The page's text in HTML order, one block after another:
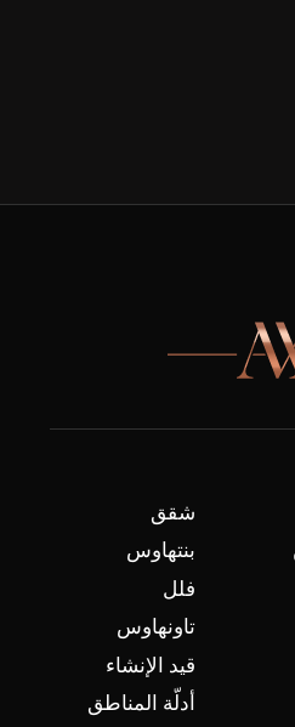
شقق
بنتهاوس
فلل
تاونهاوس
قيد الإنشاء
أدلّة المناطق